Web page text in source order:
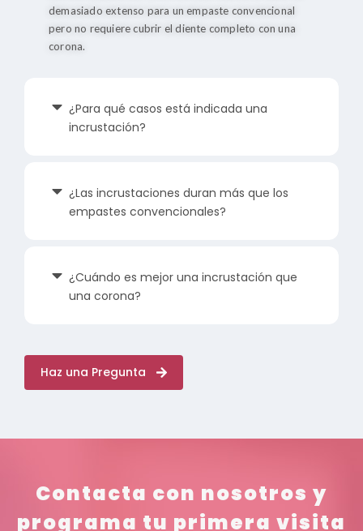
demasiado extenso para un empaste convencional
pero no requiere cubrir el diente completo con una
corona.
¿Para qué casos está indicada una
incrustación?
¿Las incrustaciones duran más que los
empastes convencionales?
¿Cuándo es mejor una incrustación que
una corona?
Haz una Pregunta
Contacta con nosotros y
programa tu primera visita